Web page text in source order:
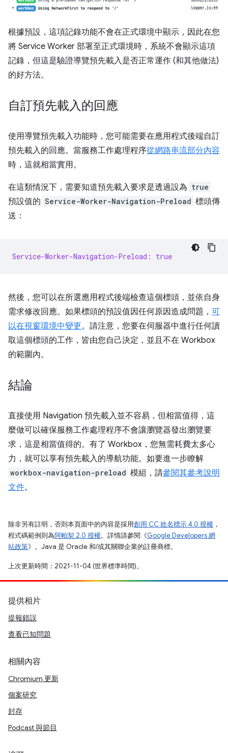
根據預設，這項記錄功能不會在正式環境中顯示，因此在您
將 Service Worker 部署至正式環境時，系統不會顯示這項
記錄，但這是驗證導覽預先載入是否正常運作 (和其他做法)
的好方法。
自訂預先載入的回應
使用導覽預先載入功能時，您可能需要在應用程式後端自訂
預先載入的回應。當服務工作處理程序從網路串流部分內容
時，這就相當實用。
在這類情況下，需要知道預先載入要求是透過設為 true
預設值的 Service-Worker-Navigation-Preload 標頭傳
送：
Service-Worker-Navigation-Preload: true
然後，您可以在所選應用程式後端檢查這個標頭，並依自身
需求修改回應。如果標頭的預設值因任何原因造成問題， 可
以在視窗環境中變更。請注意，您要在伺服器中進行任何讀
取這個標頭的工作，皆由您自己決定，並且不在 Workbox
的範圍內。
結論
直接使用 Navigation 預先載入並不容易，但相當值得，這
麼做可以確保服務工作處理程序不會讓瀏覽器發出瀏覽要
求，這是相當值得的。有了 Workbox，您無需耗費太多心
力，就可以享有預先載入的導航功能。如要進一步瞭解
workbox-navigation-preload 模組，請參閱其參考說明
文件。
除非另有註明，否則本頁面中的內容是採用創用 CC 姓名標示 4.0 授權 ，
程式碼範例則為阿帕契 2.0 授權。詳情請參閱《Google Developers 網
站政策》。Java 是 Oracle 和/或其關聯企業的註冊商標。
上次更新時間：2021-11-04 (世界標準時間)。
提供相片
提報錯誤
查看已知問題
相關內容
Chromium 更新
個案研究
封存
Podcast 與節目